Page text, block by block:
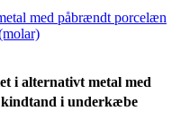
med påbrændt porcelæn
i alternativt metal med
i underkæbe